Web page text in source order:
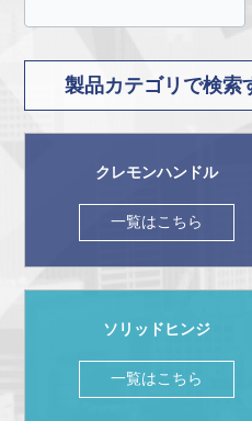
製品カテゴリで検索
クレモンハンドル
一覧はこちら
ソリッドヒンジ
一覧はこちら